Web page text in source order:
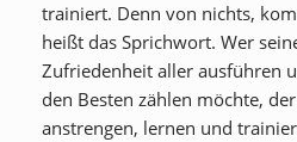
trainiert. Denn von nichts,
heißt das Sprichwort. Wer
Zufriedenheit aller ausführen
den Besten zählen möchte,
anstrengen, lernen und